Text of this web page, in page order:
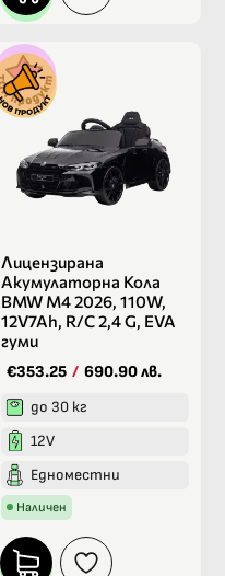
Лицензирана
Акумулаторна Кола
BMW M4 2026, 110W,
12V7Ah, R/C 2,4 G, EVA
гуми
€353.25 / 690.90 лв.
до 30 кг
12V
Едноместни
Наличен